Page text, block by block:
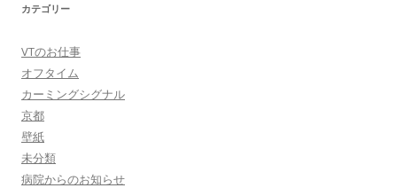
カテゴリー
VTのお仕事
オフタイム
カーミングシグナル
京都
壁紙
未分類
病院からのお知らせ